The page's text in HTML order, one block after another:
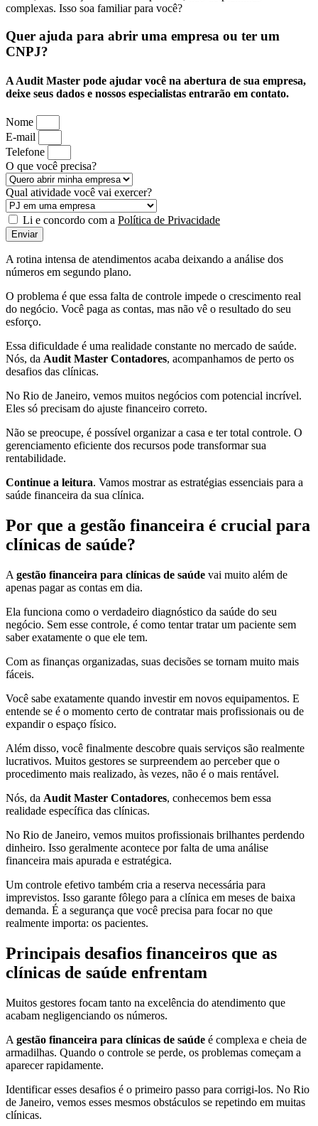
complexas. Isso soa familiar para você?
Quer ajuda para abrir uma empresa ou ter um
CNPJ?
A Audit Master pode ajudar você na abertura de sua empresa,
deixe seus dados e nossos especialistas entrarão em contato.
Nome
E-mail
Telefone
O que você precisa?
Qual atividade você vai exercer?
Li e concordo com a Política de Privacidade
Enviar
A rotina intensa de atendimentos acaba deixando a análise dos
números em segundo plano.
O problema é que essa falta de controle impede o crescimento real
do negócio. Você paga as contas, mas não vê o resultado do seu
esforço.
Essa dificuldade é uma realidade constante no mercado de saúde.
Nós, da Audit Master Contadores, acompanhamos de perto os
desafios das clínicas.
No Rio de Janeiro, vemos muitos negócios com potencial incrível.
Eles só precisam do ajuste financeiro correto.
Não se preocupe, é possível organizar a casa e ter total controle. O
gerenciamento eficiente dos recursos pode transformar sua
rentabilidade.
Continue a leitura. Vamos mostrar as estratégias essenciais para a
saúde financeira da sua clínica.
Por que a gestão financeira é crucial para
clínicas de saúde?
A gestão financeira para clínicas de saúde vai muito além de
apenas pagar as contas em dia.
Ela funciona como o verdadeiro diagnóstico da saúde do seu
negócio. Sem esse controle, é como tentar tratar um paciente sem
saber exatamente o que ele tem.
Com as finanças organizadas, suas decisões se tornam muito mais
fáceis.
Você sabe exatamente quando investir em novos equipamentos. E
entende se é o momento certo de contratar mais profissionais ou de
expandir o espaço físico.
Além disso, você finalmente descobre quais serviços são realmente
lucrativos. Muitos gestores se surpreendem ao perceber que o
procedimento mais realizado, às vezes, não é o mais rentável.
Nós, da Audit Master Contadores, conhecemos bem essa
realidade específica das clínicas.
No Rio de Janeiro, vemos muitos profissionais brilhantes perdendo
dinheiro. Isso geralmente acontece por falta de uma análise
financeira mais apurada e estratégica.
Um controle efetivo também cria a reserva necessária para
imprevistos. Isso garante fôlego para a clínica em meses de baixa
demanda. É a segurança que você precisa para focar no que
realmente importa: os pacientes.
Principais desafios financeiros que as
clínicas de saúde enfrentam
Muitos gestores focam tanto na excelência do atendimento que
acabam negligenciando os números.
A gestão financeira para clínicas de saúde é complexa e cheia de
armadilhas. Quando o controle se perde, os problemas começam a
aparecer rapidamente.
Identificar esses desafios é o primeiro passo para corrigi-los. No Rio
de Janeiro, vemos esses mesmos obstáculos se repetindo em muitas
clínicas.